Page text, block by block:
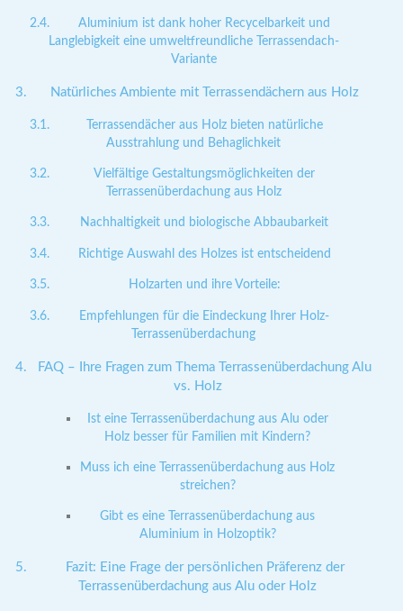
Aluminium ist dank hoher Recycelbarkeit und
Langlebigkeit eine umweltfreundliche Terrassendach-
Variante
Natürliches Ambiente mit Terrassendächern aus Holz
Terrassendächer aus Holz bieten natürliche
Ausstrahlung und Behaglichkeit
Vielfältige Gestaltungsmöglichkeiten der
Terrassenüberdachung aus Holz
Nachhaltigkeit und biologische Abbaubarkeit
Richtige Auswahl des Holzes ist entscheidend
Holzarten und ihre Vorteile:
Empfehlungen für die Eindeckung Ihrer Holz-
Terrassenüberdachung
FAQ – Ihre Fragen zum Thema Terrassenüberdachung Alu
vs. Holz
Ist eine Terrassenüberdachung aus Alu oder
Holz besser für Familien mit Kindern?
Muss ich eine Terrassenüberdachung aus Holz
streichen?
Gibt es eine Terrassenüberdachung aus
Aluminium in Holzoptik?
Fazit: Eine Frage der persönlichen Präferenz der
Terrassenüberdachung aus Alu oder Holz